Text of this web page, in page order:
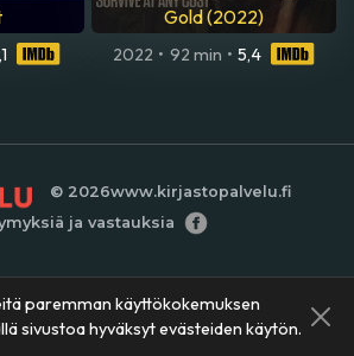
Gold (2022)
2022 • 92 min • 5,4
© 2026www.kirjastopalvelu.fi
ja vastauksia
paremman käyttökokemuksen
sivustoa hyväksyt evästeiden käytön.